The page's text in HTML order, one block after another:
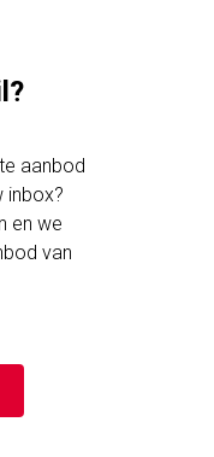
aanbod
inbox?
en we
van